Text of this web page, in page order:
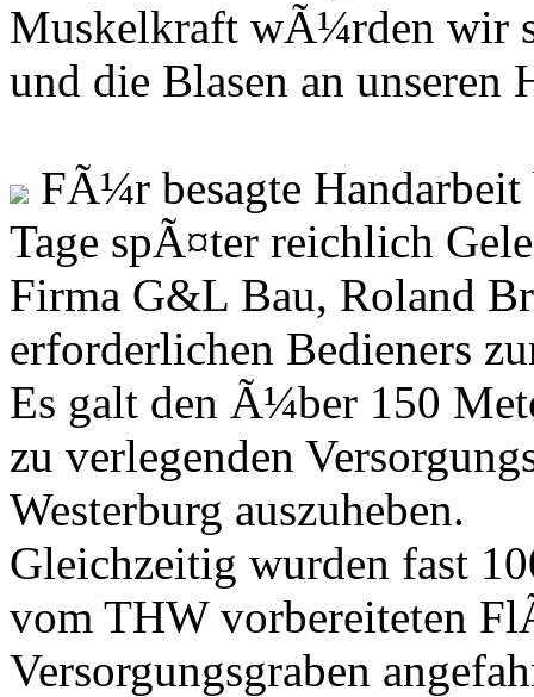
Muskelkraft wÃ¼rden wir
und die Blasen an unseren
FÃ¼r besagte
Tage spÃ¤ter reichlich
Firma G&L Bau, Roland
erforderlichen Bedieners
Es galt den Ã¼ber 150
zu verlegenden
Westerburg auszuheben.
Gleichzeitig wurden fast
vom THW vorbereiteten
Versorgungsgraben